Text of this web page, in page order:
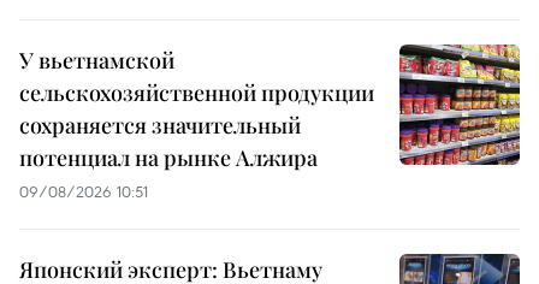
У вьетнамской
сельскохозяйственной продукции
сохраняется значительный
потенциал на рынке Алжира
09/08/2026 10:51
Японский эксперт: Вьетнаму